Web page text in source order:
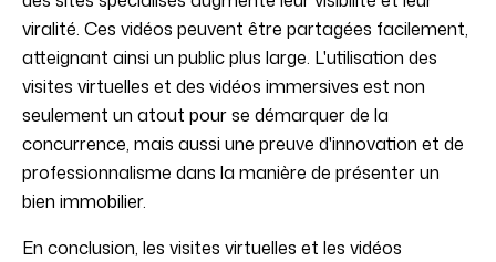
viralité. Ces vidéos peuvent être partagées facilement,
atteignant ainsi un public plus large. L'utilisation des
visites virtuelles et des vidéos immersives est non
seulement un atout pour se démarquer de la
concurrence, mais aussi une preuve d'innovation et de
professionnalisme dans la manière de présenter un
bien immobilier.
En conclusion, les visites virtuelles et les vidéos